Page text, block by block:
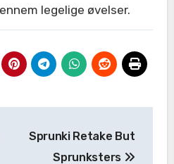
legelige øvelser.
Sprunki Retake But
Sprunksters